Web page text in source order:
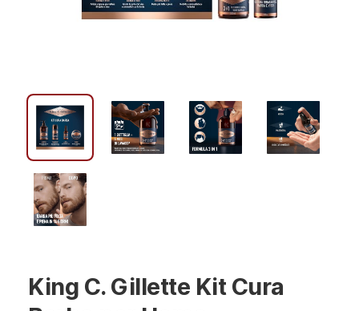
King C. Gillette Kit Cura